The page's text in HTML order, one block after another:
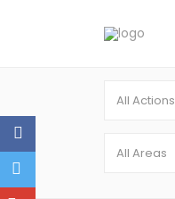
All Actions
All Areas